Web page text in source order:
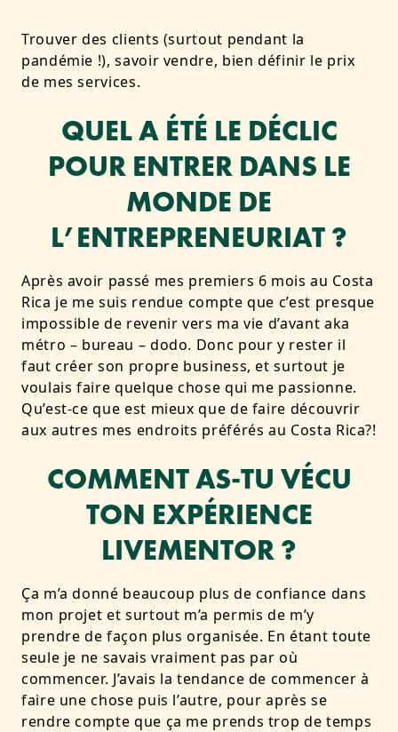
Trouver des clients (surtout pendant la
pandémie !), savoir vendre, bien définir le prix
de mes services.
QUEL A ÉTÉ LE DÉCLIC
POUR ENTRER DANS LE
MONDE DE
L’ENTREPRENEURIAT ?
Après avoir passé mes premiers 6 mois au Costa
Rica je me suis rendue compte que c’est presque
impossible de revenir vers ma vie d’avant aka
métro – bureau – dodo. Donc pour y rester il
faut créer son propre business, et surtout je
voulais faire quelque chose qui me passionne.
Qu’est-ce que est mieux que de faire découvrir
aux autres mes endroits préférés au Costa Rica?!
COMMENT AS-TU VÉCU
TON EXPÉRIENCE
LIVEMENTOR ?
Ça m’a donné beaucoup plus de confiance dans
mon projet et surtout m’a permis de m’y
prendre de façon plus organisée. En étant toute
seule je ne savais vraiment pas par où
commencer. J’avais la tendance de commencer à
faire une chose puis l’autre, pour après se
rendre compte que ça me prends trop de temps